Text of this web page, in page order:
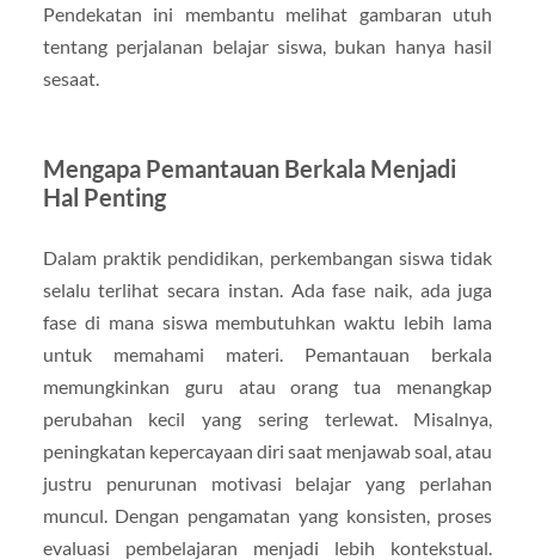
Pendekatan ini membantu melihat gambaran utuh
tentang perjalanan belajar siswa, bukan hanya hasil
sesaat.
Mengapa Pemantauan Berkala Menjadi
Hal Penting
Dalam praktik pendidikan, perkembangan siswa tidak
selalu terlihat secara instan. Ada fase naik, ada juga
fase di mana siswa membutuhkan waktu lebih lama
untuk memahami materi. Pemantauan berkala
memungkinkan guru atau orang tua menangkap
perubahan kecil yang sering terlewat. Misalnya,
peningkatan kepercayaan diri saat menjawab soal, atau
justru penurunan motivasi belajar yang perlahan
muncul. Dengan pengamatan yang konsisten, proses
evaluasi pembelajaran menjadi lebih kontekstual.